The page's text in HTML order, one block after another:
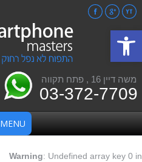
פתח סרגל נגישות
משה דיין 16 , פתח תקווה
03-372-7709
FacebookGoogle+
YouTube
MENU
Warning: Undefined array key 0 in